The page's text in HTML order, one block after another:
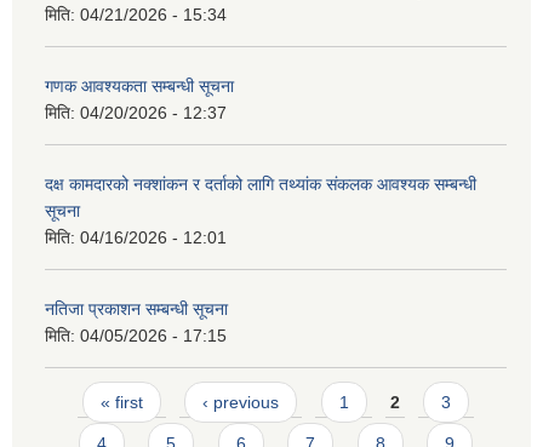
मिति: 04/21/2026 - 15:34
गणक आवश्यकता सम्बन्धी सूचना
मिति: 04/20/2026 - 12:37
दक्ष कामदारको नक्शांकन र दर्ताको लागि तथ्यांक संकलक आवश्यक सम्बन्धी
सूचना
मिति: 04/16/2026 - 12:01
नतिजा प्रकाशन सम्बन्धी सूचना
मिति: 04/05/2026 - 17:15
Pages
« first ‹ previous 1 2 3